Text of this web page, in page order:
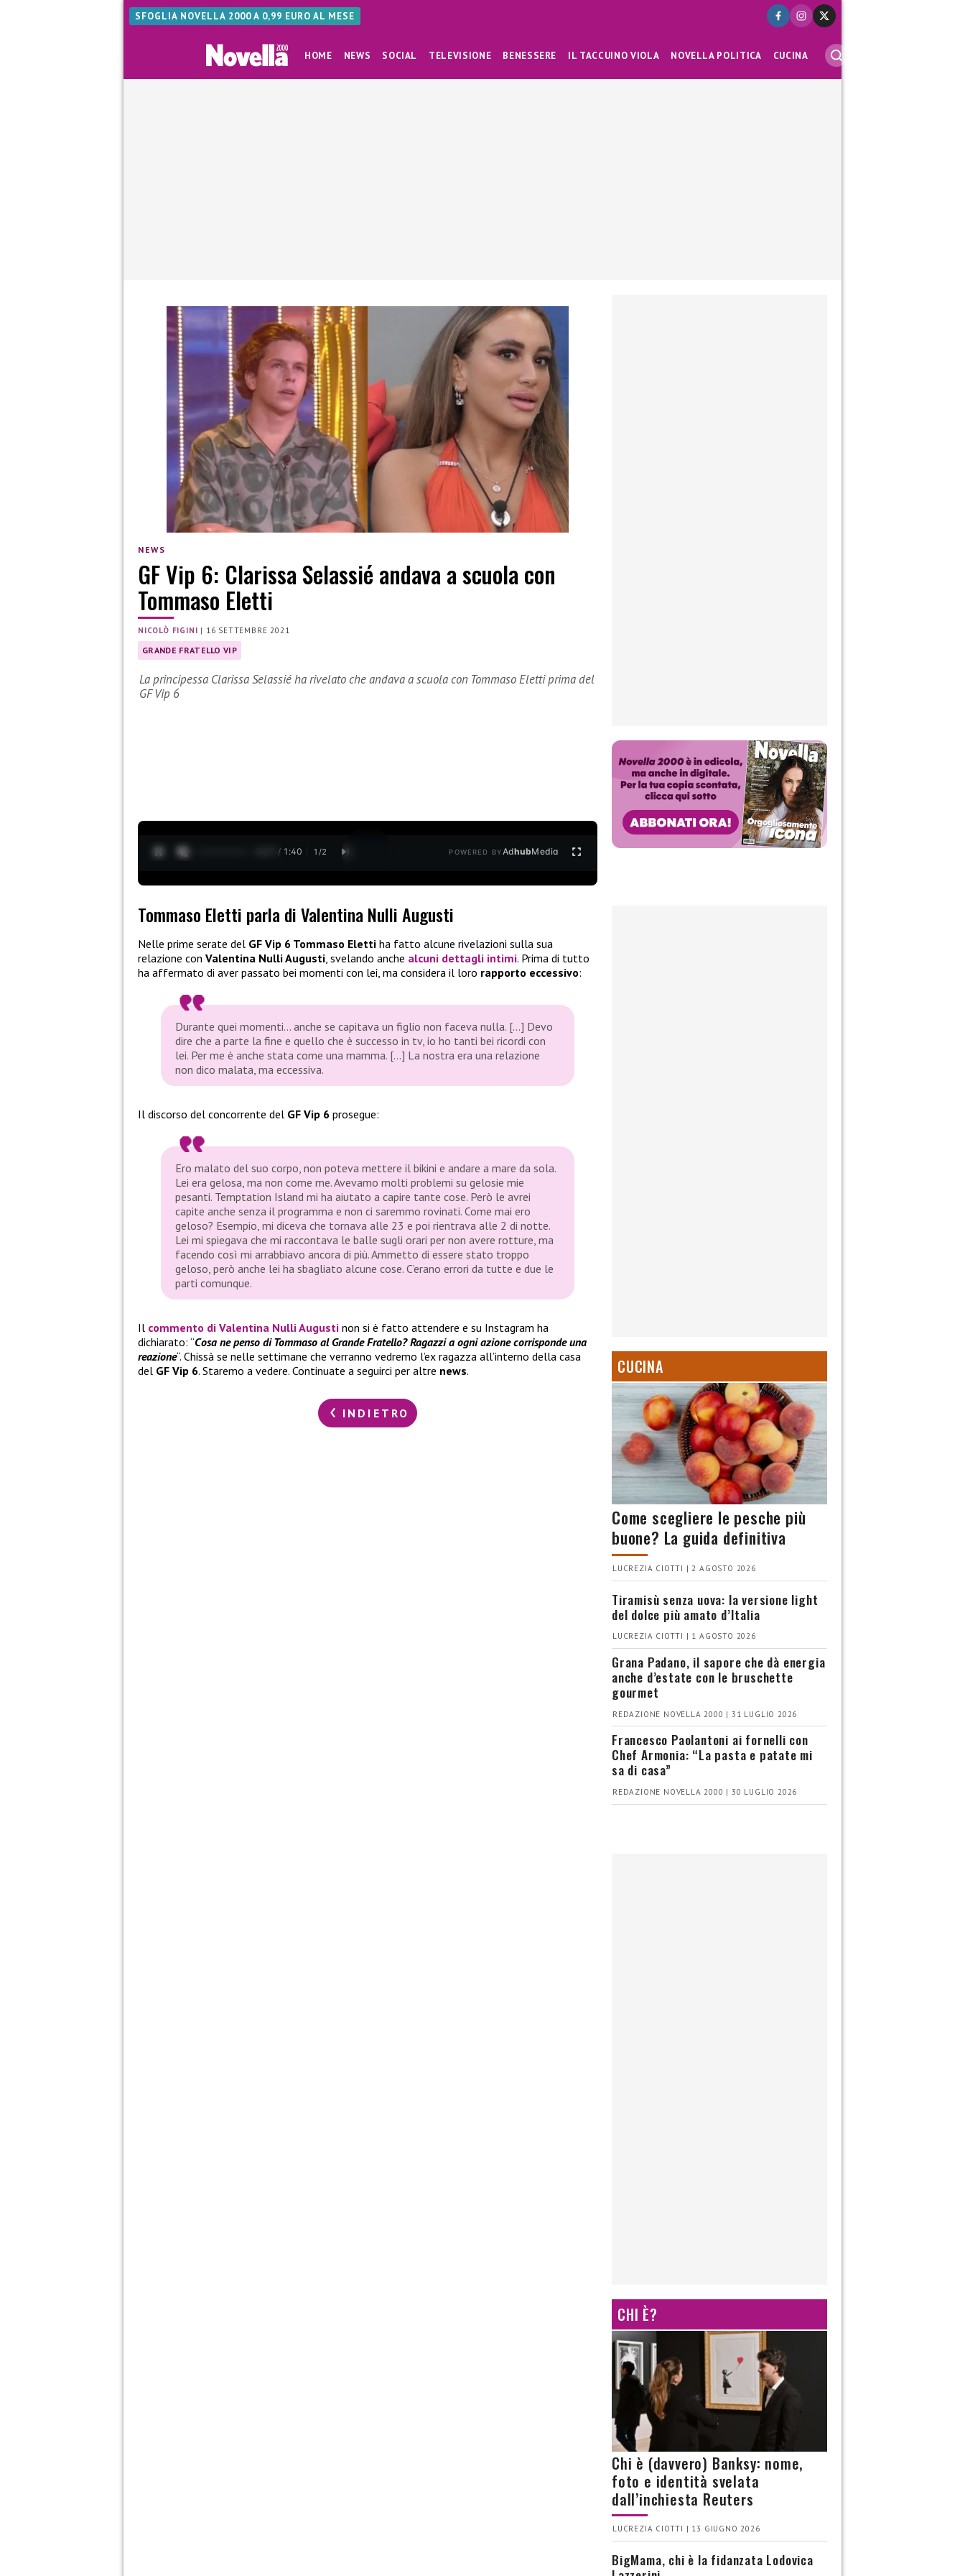
SFOGLIA NOVELLA 2000 A 0,99 EURO AL MESE
HOME NEWS SOCIAL TELEVISIONE BENESSERE IL TACCUINO VIOLA NOVELLA POLITICA CUCINA
NEWS
GF Vip 6: Clarissa Selassié andava a scuola con
Tommaso Eletti
NICOLÒ FIGINI | 16 SETTEMBRE 2021
GRANDE FRATELLO VIP
La principessa Clarissa Selassié ha rivelato che andava a scuola con Tommaso Eletti prima del
GF Vip 6
0:28 / 1:40 1 /2 POWERED BYAdhubMedia
Tommaso Eletti parla di Valentina Nulli Augusti
Nelle prime serate del GF Vip 6 Tommaso Eletti ha fatto alcune rivelazioni sulla sua
relazione con Valentina Nulli Augusti, svelando anche alcuni dettagli intimi. Prima di tutto
ha affermato di aver passato bei momenti con lei, ma considera il loro rapporto eccessivo:
Durante quei momenti… anche se capitava un figlio non faceva nulla. […] Devo
dire che a parte la fine e quello che è successo in tv, io ho tanti bei ricordi con
lei. Per me è anche stata come una mamma. […] La nostra era una relazione
non dico malata, ma eccessiva.
Il discorso del concorrente del GF Vip 6 prosegue:
Ero malato del suo corpo, non poteva mettere il bikini e andare a mare da sola.
Lei era gelosa, ma non come me. Avevamo molti problemi su gelosie mie
pesanti. Temptation Island mi ha aiutato a capire tante cose. Però le avrei
capite anche senza il programma e non ci saremmo rovinati. Come mai ero
geloso? Esempio, mi diceva che tornava alle 23 e poi rientrava alle 2 di notte.
Lei mi spiegava che mi raccontava le balle sugli orari per non avere rotture, ma
facendo così mi arrabbiavo ancora di più. Ammetto di essere stato troppo
geloso, però anche lei ha sbagliato alcune cose. C’erano errori da tutte e due le
parti comunque.
Il commento di Valentina Nulli Augusti non si è fatto attendere e su Instagram ha
dichiarato: “Cosa ne penso di Tommaso al Grande Fratello? Ragazzi a ogni azione corrisponde una
reazione“. Chissà se nelle settimane che verranno vedremo l’ex ragazza all’interno della casa
del GF Vip 6. Staremo a vedere. Continuate a seguirci per altre news.
INDIETRO
CUCINA
Come scegliere le pesche più
buone? La guida definitiva
LUCREZIA CIOTTI | 2 AGOSTO 2026
Tiramisù senza uova: la versione light
del dolce più amato d’Italia
LUCREZIA CIOTTI | 1 AGOSTO 2026
Grana Padano, il sapore che dà energia
anche d’estate con le bruschette
gourmet
REDAZIONE NOVELLA 2000 | 31 LUGLIO 2026
Francesco Paolantoni ai fornelli con
Chef Armonia: “La pasta e patate mi
sa di casa”
REDAZIONE NOVELLA 2000 | 30 LUGLIO 2026
CHI È?
Chi è (davvero) Banksy: nome,
foto e identità svelata
dall’inchiesta Reuters
LUCREZIA CIOTTI | 13 GIUGNO 2026
BigMama, chi è la fidanzata Lodovica